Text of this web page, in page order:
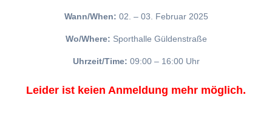
Wann/When: 02. – 03. Februar 2025
Wo/Where: Sporthalle Güldenstraße
Uhrzeit/Time: 09:00 – 16:00 Uhr
Leider ist keien Anmeldung mehr möglich.